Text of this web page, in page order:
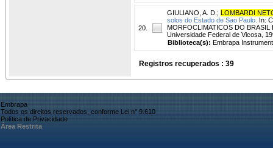
20.
GIULIANO, A. D. ; LOMBARDI
solos do Estado de Sao Paulo. In:
MORFOCLIMATICOS DO BRASIL
Universidade Federal de Vicosa,
Biblioteca(s): Embrapa
Registros recuperados : 39
Embrapa
Todos os direitos reservados, conforme Lei n° 9.610
Política de Privacidade
Área Restrita